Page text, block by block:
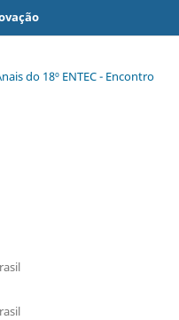
do 18º ENTEC - Encontro